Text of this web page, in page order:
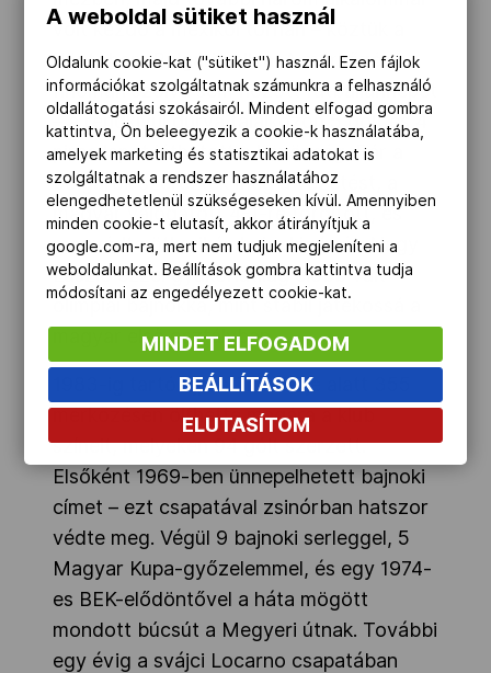
volt kezdő a mexikói tornán – köztük a
döntőben, Bulgária ellen. A mérkőzés
finoman szólva sem hozott futballünnepet
– a rendkívül durva találkozón 5 gólt és 4
piros lapot láthatott a közönség. Bár a
bolgárok szerezték meg a vezetést, a
magyar válogatott 4-1-re fordított, és
megvédte ötkarikás bajnoki címét. Nagy
László ezzel gyakorlatilag előbb vált
olimpiai bajnokká, mint stabil játékossá a
magyar első osztályban.
1983-ig tartó újpesti karrierje alatt 355
mérkőzésen ölthette magára a klub
színeit, melyeken 94 gólt szerzett.
Elsőként 1969-ben ünnepelhetett bajnoki
címet – ezt csapatával zsinórban hatszor
védte meg. Végül 9 bajnoki serleggel, 5
Magyar Kupa-győzelemmel, és egy 1974-
es BEK-elődöntővel a háta mögött
mondott búcsút a Megyeri útnak. További
egy évig a svájci Locarno csapatában
A weboldal sütiket használ
Oldalunk cookie-kat ("sütiket") használ. Ezen fájlok
információkat szolgáltatnak számunkra a felhasználó
oldallátogatási szokásairól. Mindent elfogad gombra
kattintva, Ön beleegyezik a cookie-k használatába,
amelyek marketing és statisztikai adatokat is
szolgáltatnak a rendszer használatához
elengedhetetlenül szükségeseken kívül. Amennyiben
minden cookie-t elutasít, akkor átirányítjuk a
google.com-ra, mert nem tudjuk megjeleníteni a
weboldalunkat. Beállítások gombra kattintva tudja
módosítani az engedélyezett cookie-kat.
MINDET ELFOGADOM
BEÁLLÍTÁSOK
ELUTASÍTOM